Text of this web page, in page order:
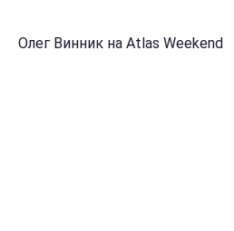
Олег Винник на Atlas Weekend